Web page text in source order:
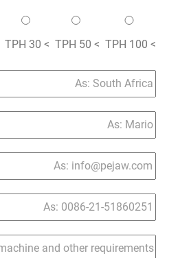
> 100 TPH
> 50 TPH
> 30 TPH